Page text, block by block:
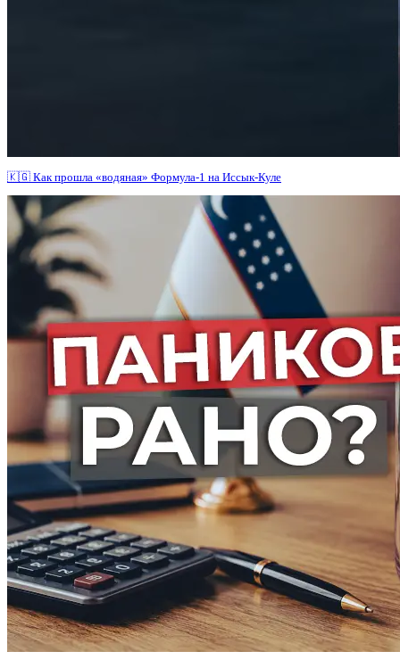
🇰🇬 Как прошла «водяная» Формула-1 на Иссык-Куле